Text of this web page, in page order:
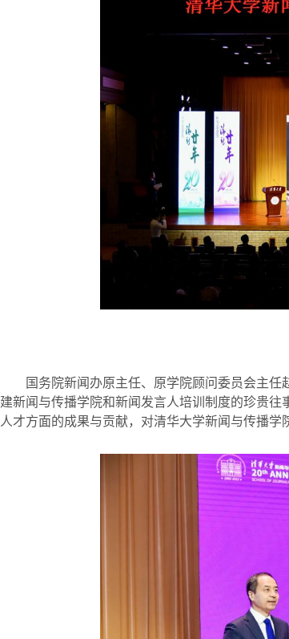
国务院新闻办原主任、原学院顾问委员会主
建新闻与传播学院和新闻发言人培训制度的珍贵
人才方面的成果与贡献，对清华大学新闻与传播学